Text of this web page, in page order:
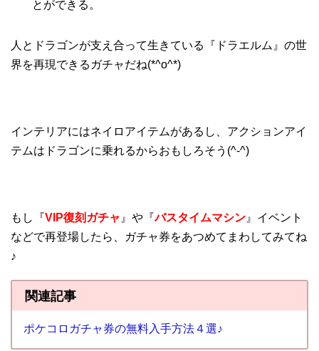
とができる。
人とドラゴンが支え合って生きている『ドラエルム』の世
界を再現できるガチャだね(*^o^*)
インテリアにはネイロアイテムがあるし、アクションアイ
テムはドラゴンに乗れるからおもしろそう(^-^)
もし『VIP復刻ガチャ 』や『バスタイムマシン 』イベント
などで再登場したら、ガチャ券をあつめてまわしてみてね
♪
関連記事
ポケコロガチャ券の無料入手方法４選♪